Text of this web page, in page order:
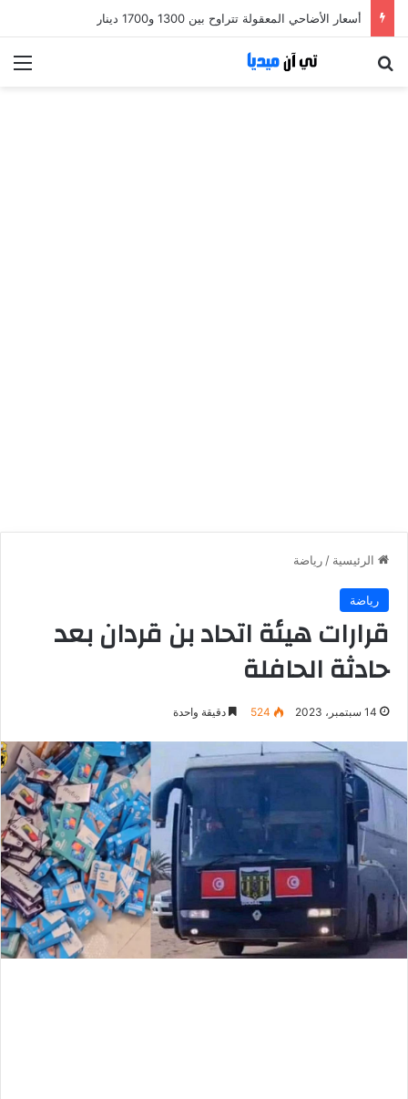
أسعار الأضاحي المعقولة تتراوح بين 1300 و1700 دينار
الرئيسية / رياضة
رياضة
قرارات هيئة اتحاد بن قردان بعد
حادثة الحافلة
14 سبتمبر، 2023 524 دقيقة واحدة